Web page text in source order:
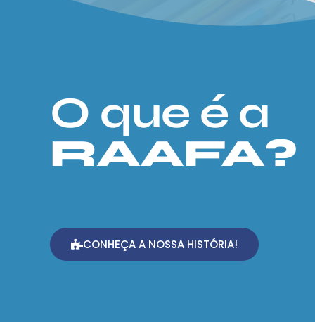
O que é a
RAAFA?
CONHEÇA A NOSSA HISTÓRIA!